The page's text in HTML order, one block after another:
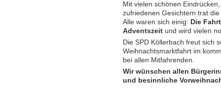
Mit vielen schönen
zufriedenen Gesichtern trat
Alle waren sich einig: Die
Adventszeit und wird vielen
Die SPD Köllerbach freut sich
Weihnachtsmarktfahrt im
bei allen Mitfahrenden.
Wir wünschen allen
und besinnliche